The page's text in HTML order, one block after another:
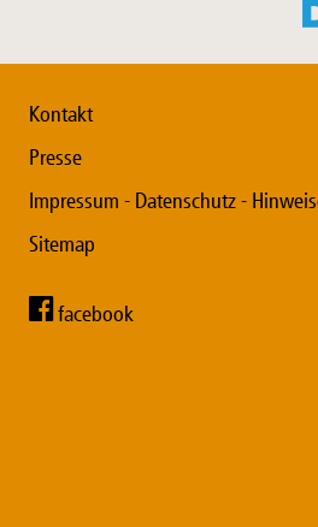
Kontakt
Presse
Impressum - Datenschutz -
Sitemap
facebook